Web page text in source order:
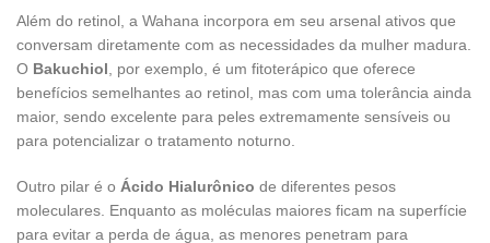
Além do retinol, a Wahana incorpora em seu arsenal ativos que
conversam diretamente com as necessidades da mulher madura.
O Bakuchiol, por exemplo, é um fitoterápico que oferece
benefícios semelhantes ao retinol, mas com uma tolerância ainda
maior, sendo excelente para peles extremamente sensíveis ou
para potencializar o tratamento noturno.
Outro pilar é o Ácido Hialurônico de diferentes pesos
moleculares. Enquanto as moléculas maiores ficam na superfície
para evitar a perda de água, as menores penetram para